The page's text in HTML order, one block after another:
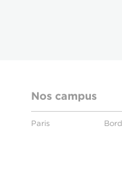
Nos campus
Paris